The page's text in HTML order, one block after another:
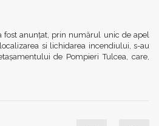
anunţat, prin numărul unic de apel
si lichidarea incendiului, s-au
de Pompieri Tulcea, care,